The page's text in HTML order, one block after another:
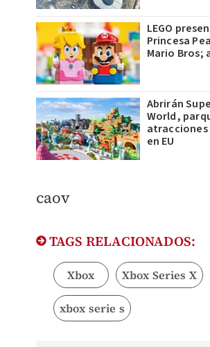
LEGO
Princesa
Mario Bros;
Abrirán
World,
en EU
caov
TAGS RELACIONADOS:
Xbox Xbox Series X
xbox serie s